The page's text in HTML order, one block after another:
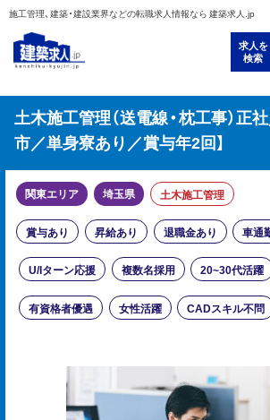
施工管理、建築・建設業界などの転職求人情報なら 建築求人.jp
求人を
検索
土木施工管理（送電線・枕工事）正
市／単身寮あり／賞与年2回】
関東エリア 埼玉県 土木施工管理
賞与あり 昇給あり 退職金あり 車通
U/Iターン応援 複数名採用 20~30代活躍
有資格者優遇 女性活躍 CADスキル不問